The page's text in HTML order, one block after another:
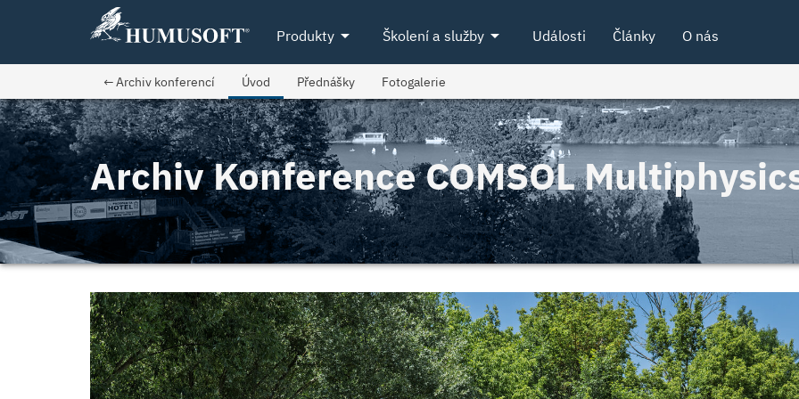
Produktyarrow_drop_down Školení a službyarrow_drop_down Události Články O nás
← Archiv konferencí Úvod Přednášky Fotogalerie
Archiv Konference COMSOL